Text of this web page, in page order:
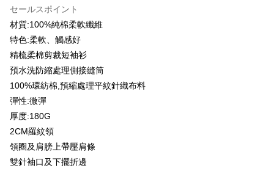
聯邦商業銀行
玉山商業銀行
台新國際商業銀行
台湾楽天クレジットカード会社
HSBC(台湾)商業銀行
聯邦商業銀行
元大商業銀行
台新國際商業銀行
台湾楽天クレジットカード会社
台湾中小企業銀行
HSBC(台湾)商業銀行
聯邦商業銀行
元大商業銀行
玉山商業銀行
台湾楽天クレジットカード会社
Apple Pay
JKOPAY
Easy Wallet
Google Pay
Plus Pay
OP Pay Later
説明
1. 本サービスは台湾大哥大によって提供され、台湾大哥大のユーザーは追
AFTEE代金後払い
セールスポイント
材質:100%純棉柔軟纖維
特色:柔軟、觸感好
精梳柔棉剪裁短袖衫
預水洗防縮處理側接縫筒
100%環紡棉,預縮處理平紋針織布料
彈性:微彈
厚度:180G
2CM羅紋領
領圈及肩膀上帶壓肩條
雙針袖口及下擺折邊